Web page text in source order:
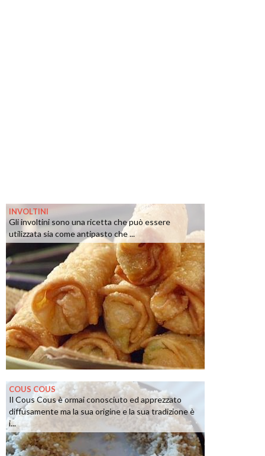
INVOLTINI
Gli involtini sono una ricetta che può essere
utilizzata sia come antipasto che ...
COUS COUS
Il Cous Cous è ormai conosciuto ed apprezzato
diffusamente ma la sua origine e la sua tradizione è
i...